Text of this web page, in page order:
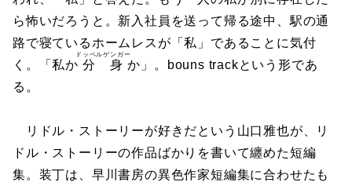
ら怖いだろうと。新入社員を送って帰る途中、駅の通
路で寝ているホームレスが「私」であることに気付
く。「私か 分身
ドッペルゲンガー
か」。bouns trackという形であ
る。
リドル・ストーリーが好きだという山口雅也が、リ
ドル・ストーリーの作品ばかりを書いて纏めた短編
集。装丁は、早川書房の異色作家短編集に合わせたも